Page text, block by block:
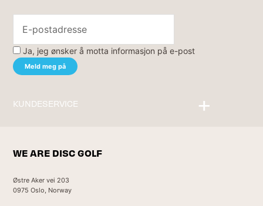
Ja, jeg ønsker å motta informasjon på e-post
KUNDESERVICE
WE ARE DISC GOLF
Østre Aker vei 203
0975 Oslo, Norway